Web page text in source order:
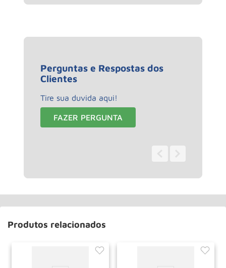
Perguntas e Respostas dos
Clientes
Tire sua duvida aqui!
FAZER PERGUNTA
Produtos relacionados